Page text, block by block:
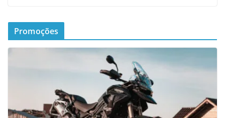
Promoções